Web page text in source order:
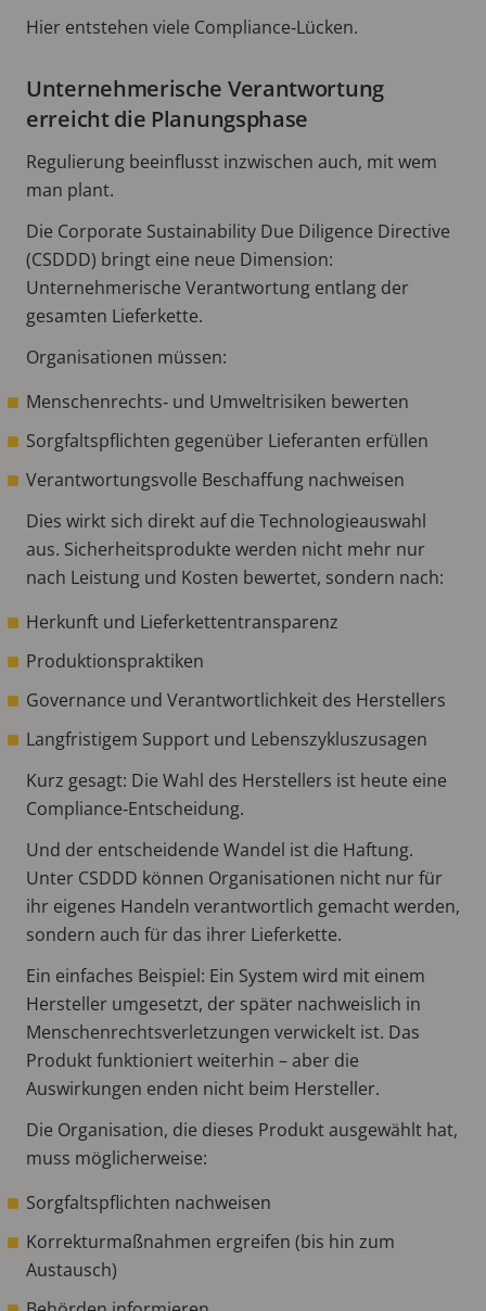
Hier entstehen viele Compliance‑Lücken.
Unternehmerische Verantwortung
erreicht die Planungsphase
Regulierung beeinflusst inzwischen auch, mit wem
man plant.
Die Corporate Sustainability Due Diligence Directive
(CSDDD) bringt eine neue Dimension:
Unternehmerische Verantwortung entlang der
gesamten Lieferkette.
Organisationen müssen:
Menschenrechts‑ und Umweltrisiken bewerten
Sorgfaltspflichten gegenüber Lieferanten erfüllen
Verantwortungsvolle Beschaffung nachweisen
Dies wirkt sich direkt auf die Technologieauswahl
aus. Sicherheitsprodukte werden nicht mehr nur
nach Leistung und Kosten bewertet, sondern nach:
Herkunft und Lieferkettentransparenz
Produktionspraktiken
Governance und Verantwortlichkeit des Herstellers
Langfristigem Support und Lebenszykluszusagen
Kurz gesagt: Die Wahl des Herstellers ist heute eine
Compliance‑Entscheidung.
Und der entscheidende Wandel ist die Haftung.
Unter CSDDD können Organisationen nicht nur für
ihr eigenes Handeln verantwortlich gemacht werden,
sondern auch für das ihrer Lieferkette.
Ein einfaches Beispiel: Ein System wird mit einem
Hersteller umgesetzt, der später nachweislich in
Menschenrechtsverletzungen verwickelt ist. Das
Produkt funktioniert weiterhin – aber die
Auswirkungen enden nicht beim Hersteller.
Die Organisation, die dieses Produkt ausgewählt hat,
muss möglicherweise:
Sorgfaltspflichten nachweisen
Korrekturmaßnahmen ergreifen (bis hin zum
Austausch)